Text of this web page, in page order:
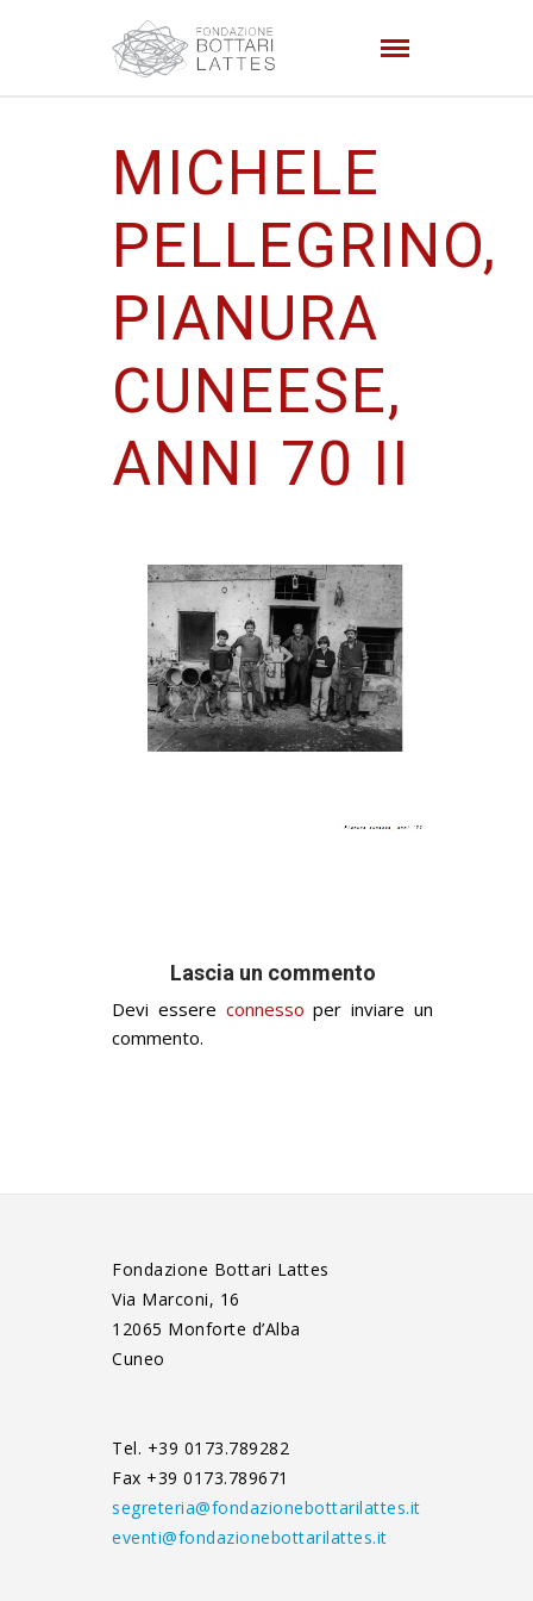
MICHELE
PELLEGRINO,
PIANURA
CUNEESE,
ANNI 70 II
Lascia un commento
Devi essere connesso per inviare un
commento.
Fondazione Bottari Lattes
Via Marconi, 16
12065 Monforte d’Alba
Cuneo
Tel. +39 0173.789282
Fax +39 0173.789671
segreteria@fondazionebottarilattes.it
eventi@fondazionebottarilattes.it